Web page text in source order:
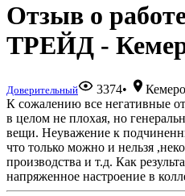
Отзыв о
ТРЕЙД -
Доверительный 3374•
К сожалению все негативные
в целом не плохая, но
вещи. Неуважение к
что только можно и нельзя
производства и т.д. Как
напряженное настроение в